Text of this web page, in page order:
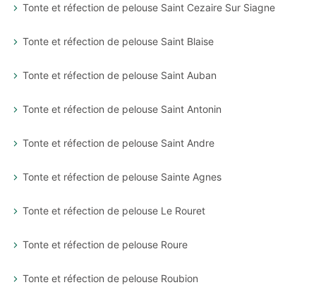
Tonte et réfection de pelouse Saint Cezaire Sur Siagne
Tonte et réfection de pelouse Saint Blaise
Tonte et réfection de pelouse Saint Auban
Tonte et réfection de pelouse Saint Antonin
Tonte et réfection de pelouse Saint Andre
Tonte et réfection de pelouse Sainte Agnes
Tonte et réfection de pelouse Le Rouret
Tonte et réfection de pelouse Roure
Tonte et réfection de pelouse Roubion